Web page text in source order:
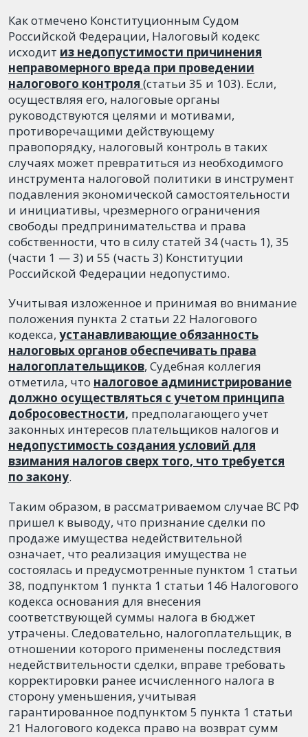
Как отмечено Конституционным Судом
Российской Федерации, Налоговый кодекс
исходит из недопустимости причинения
неправомерного вреда при проведении
налогового контроля (статьи 35 и 103). Если,
осуществляя его, налоговые органы
руководствуются целями и мотивами,
противоречащими действующему
правопорядку, налоговый контроль в таких
случаях может превратиться из необходимого
инструмента налоговой политики в инструмент
подавления экономической самостоятельности
и инициативы, чрезмерного ограничения
свободы предпринимательства и права
собственности, что в силу статей 34 (часть 1), 35
(части 1 — 3) и 55 (часть 3) Конституции
Российской Федерации недопустимо.
Учитывая изложенное и принимая во внимание
положения пункта 2 статьи 22 Налогового
кодекса, устанавливающие обязанность
налоговых органов обеспечивать права
налогоплательщиков, Судебная коллегия
отметила, что налоговое администрирование
должно осуществляться с учетом принципа
добросовестности, предполагающего учет
законных интересов плательщиков налогов и
недопустимость создания условий для
взимания налогов сверх того, что требуется
по закону.
Таким образом, в рассматриваемом случае ВС РФ
пришел к выводу, что признание сделки по
продаже имущества недействительной
означает, что реализация имущества не
состоялась и предусмотренные пунктом 1 статьи
38, подпунктом 1 пункта 1 статьи 146 Налогового
кодекса основания для внесения
соответствующей суммы налога в бюджет
утрачены. Следовательно, налогоплательщик, в
отношении которого применены последствия
недействительности сделки, вправе требовать
корректировки ранее исчисленного налога в
сторону уменьшения, учитывая
гарантированное подпунктом 5 пункта 1 статьи
21 Налогового кодекса право на возврат сумм